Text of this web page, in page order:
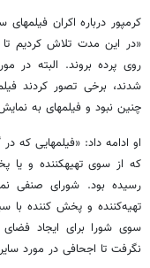
کرم​پور درباره اکران
«در این مدت تلاش کردیم
روی پرده بروند. البته در
شدند،​ برخی تصور کردند
چنین نبود و فیلم​های به
او ادامه داد: «فیلم​هایی که
که از سوی تهیه​کننده و یا
رسیده بود. شورای صنفی
تهیه‌کننده و پخش کننده با
سوی شورا برای ایجاد
نگرفت تا اجحافی در مورد